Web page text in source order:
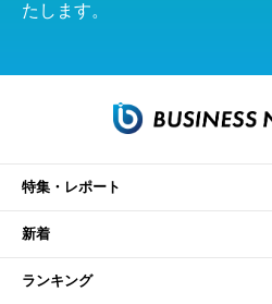
たします。
特集・レポート
新着
ランキング